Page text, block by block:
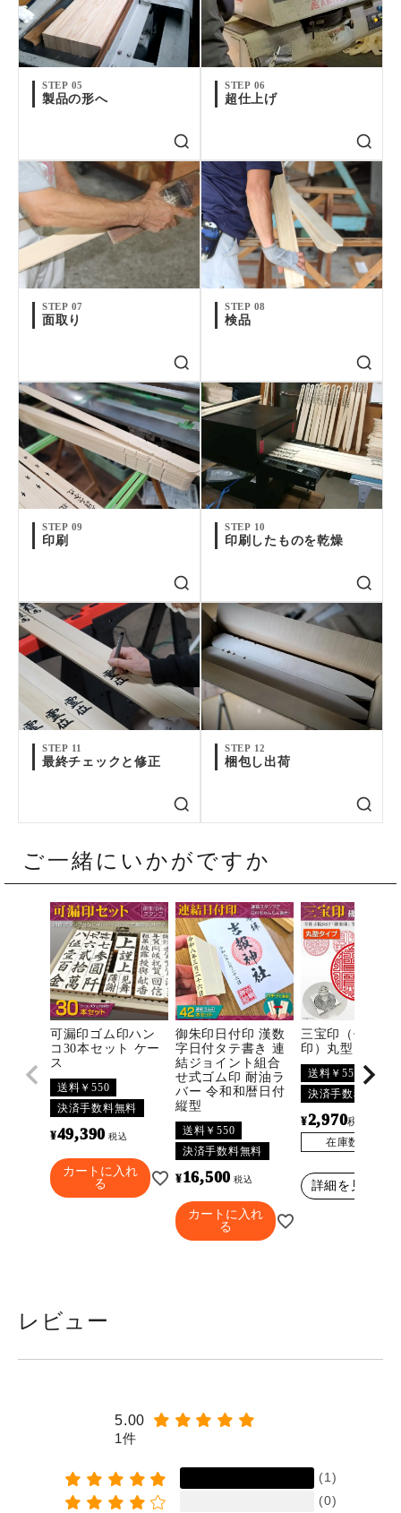
STEP 05
製品の形へ
STEP 06
超仕上げ
STEP 07
面取り
STEP 08
検品
STEP 09
印刷
STEP 10
印刷したものを乾燥
STEP 11
最終チェックと修正
STEP 12
梱包し出荷
ご一緒にいかがですか
可漏印ゴム印ハン
コ30本セット ケー
ス
送料￥550
決済手数料無料
¥49,390 税込
カートに入れ
る
御朱印日付印 漢数
字日付タテ書き 連
結ジョイント組合
せ式ゴム印 耐油ラ
バー 令和和暦日付
縦型
送料￥550
決済手数料無料
¥16,500 税込
カートに入れ
る
三宝印（佛法僧
印）丸型
送料￥550
決済手数料無料
¥2,970税込
在庫数
詳細を見る
レビュー
5.00
1件
(1)
(0)